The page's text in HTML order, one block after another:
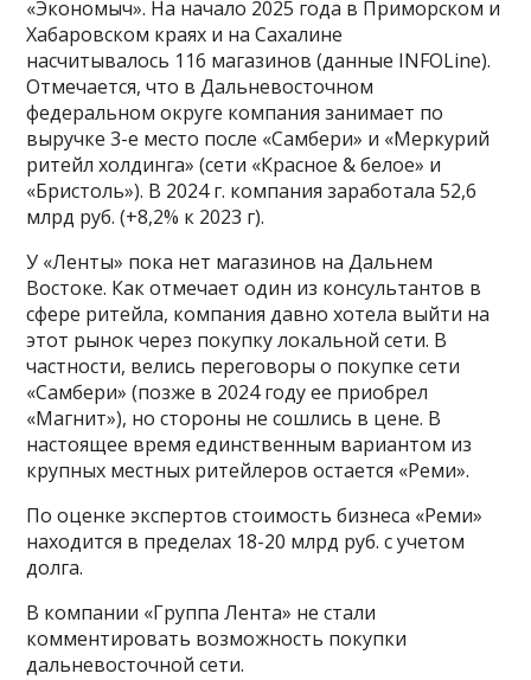
«Экономыч». На начало 2025 года в Приморском и
Хабаровском краях и на Сахалине
насчитывалось 116 магазинов (данные INFOLine).
Отмечается, что в Дальневосточном
федеральном округе компания занимает по
выручке 3-е место после «Самбери» и «Меркурий
ритейл холдинга» (сети «Красное & белое» и
«Бристоль»). В 2024 г. компания заработала 52,6
млрд руб. (+8,2% к 2023 г).
У «Ленты» пока нет магазинов на Дальнем
Востоке. Как отмечает один из консультантов в
сфере ритейла, компания давно хотела выйти на
этот рынок через покупку локальной сети. В
частности, велись переговоры о покупке сети
«Самбери» (позже в 2024 году ее приобрел
«Магнит»), но стороны не сошлись в цене. В
настоящее время единственным вариантом из
крупных местных ритейлеров остается «Реми».
По оценке экспертов стоимость бизнеса «Реми»
находится в пределах 18-20 млрд руб. с учетом
долга.
В компании «Группа Лента» не стали
комментировать возможность покупки
дальневосточной сети.